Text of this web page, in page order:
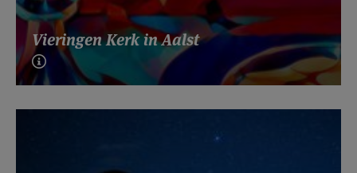
Vieringen Kerk in Aalst